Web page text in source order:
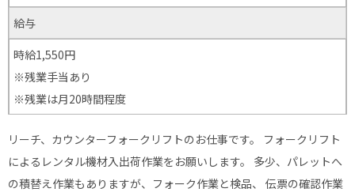
給与
時給1,550円
※残業手当あり
※残業は月20時間程度
リーチ、カウンターフォークリフトのお仕事です。 フォークリフト
によるレンタル機材入出荷作業をお願いします。 多少、パレットへ
の積替え作業もありますが、フォーク作業と検品、 伝票の確認作業